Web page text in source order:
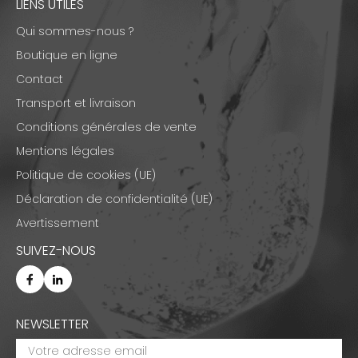
LIENS UTILES
Qui sommes-nous ?
Boutique en ligne
Contact
Transport et livraison
Conditions générales de vente
Mentions légales
Politique de cookies (UE)
Déclaration de confidentialité (UE)
Avertissement
SUIVEZ-NOUS
NEWSLETTER